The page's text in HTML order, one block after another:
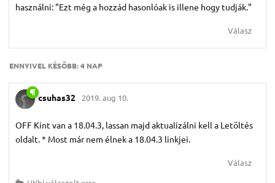
használni: "Ezt még a hozzád hasonlóak is illene hogy tudják."
Válasz
ENNYIVEL KÉSŐBB:4 NAP
csuhas32 2019. aug 10.
OFF Kint van a 18.04.3, lassan majd aktualizálni kell a Letöltés
oldalt. * Most már nem élnek a 18.04.3 linkjei.
Válasz